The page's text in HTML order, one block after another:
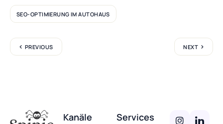
SEO-OPTIMIERUNG IM AUTOHAUS
PREVIOUS NEXT
Kanäle Services